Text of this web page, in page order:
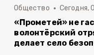
Общество Сегодня,
«Прометей» не
волонтёрский
делает село